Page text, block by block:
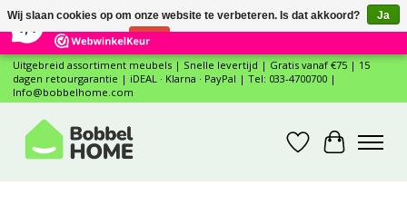
12 Reviews ×
Uitgebreid assortiment meubels | Snelle levertijd | Gratis vanaf €75 | 15
dagen retourgarantie | iDEAL · Klarna · PayPal | Tel: 033-4700700 |
Info@bobbelhome.com
Verlanglijst
Wij slaan cookies op om onze website te verbeteren. Is dat akkoord?
Ja
Nee